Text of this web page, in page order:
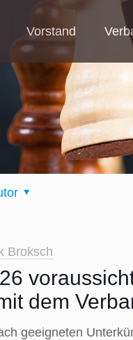
Vorstand
Broksch
dem
geeigneten